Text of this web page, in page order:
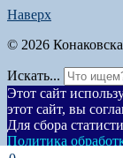
Наверх
© 2026
Искать...
Этот сайт
этот сайт, вы
Для сбора
Политика